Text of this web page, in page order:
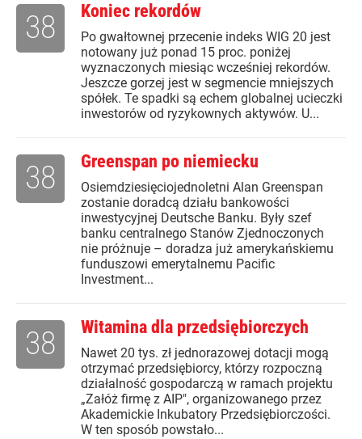
Koniec rekordów
Po gwałtownej przecenie indeks WIG 20 jest
notowany już ponad 15 proc. poniżej
wyznaczonych miesiąc wcześniej rekordów.
Jeszcze gorzej jest w segmencie mniejszych
spółek. Te spadki są echem globalnej ucieczki
inwestorów od ryzykownych aktywów. U...
38
Greenspan po niemiecku
Osiemdziesięciojednoletni Alan Greenspan
zostanie doradcą działu bankowości
inwestycyjnej Deutsche Banku. Były szef
banku centralnego Stanów Zjednoczonych
nie próżnuje – doradza już amerykańskiemu
funduszowi emerytalnemu Pacific
Investment...
38
Witamina dla przedsiębiorczych
Nawet 20 tys. zł jednorazowej dotacji mogą
otrzymać przedsiębiorcy, którzy rozpoczną
działalność gospodarczą w ramach projektu
„Załóż firmę z AIP", organizowanego przez
Akademickie Inkubatory Przedsiębiorczości.
W ten sposób powstało...
38